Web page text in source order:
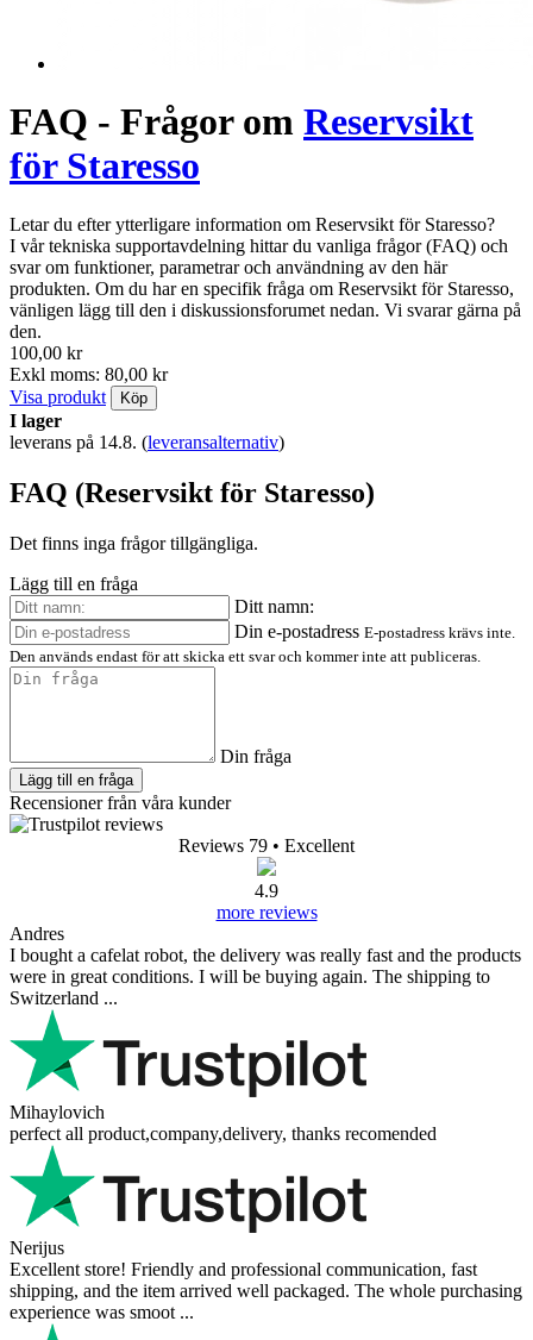
FAQ - Frågor om Reservsikt
för Staresso
Letar du efter ytterligare information om Reservsikt för Staresso?
I vår tekniska supportavdelning hittar du vanliga frågor (FAQ) och
svar om funktioner, parametrar och användning av den här
produkten. Om du har en specifik fråga om Reservsikt för Staresso,
vänligen lägg till den i diskussionsforumet nedan. Vi svarar gärna på
den.
100,00 kr
Exkl moms: 80,00 kr
Visa produkt
Köp
I lager
leverans på 14.8. (leveransalternativ)
FAQ (Reservsikt för Staresso)
Det finns inga frågor tillgängliga.
Lägg till en fråga
Ditt namn:
Din e-postadress E-postadress krävs inte.
Den används endast för att skicka ett svar och kommer inte att publiceras.
Din fråga
Lägg till en fråga
Recensioner från våra kunder
Reviews 79 • Excellent
4.9
more reviews
Andres
I bought a cafelat robot, the delivery was really fast and the products
were in great conditions. I will be buying again. The shipping to
Switzerland ...
Mihaylovich
perfect all product,company,delivery, thanks recomended
Nerijus
Excellent store! Friendly and professional communication, fast
shipping, and the item arrived well packaged. The whole purchasing
experience was smoot ...